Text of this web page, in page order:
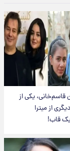
قاسم‌خانی، یکی از
از میترا
یک قاب!